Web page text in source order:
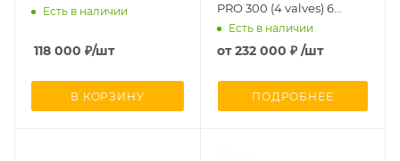
Есть в наличии
118 000 ₽/шт
В КОРЗИНУ
PRO 300 (4 valves) 6
передач (черный)
Есть в наличии
от232 000 ₽ /шт
ПОДРОБНЕЕ